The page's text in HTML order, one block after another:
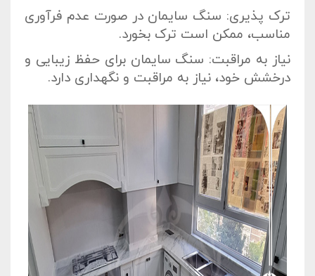
ترک پذیری: سنگ سایمان در صورت عدم فرآوری
مناسب، ممکن است ترک بخورد.
نیاز به مراقبت: سنگ سایمان برای حفظ زیبایی و
درخشش خود، نیاز به مراقبت و نگهداری دارد.